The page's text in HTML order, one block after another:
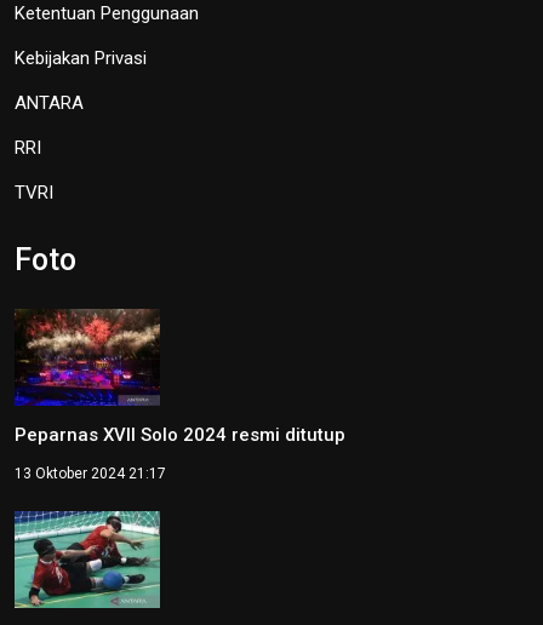
Ketentuan Penggunaan
Kebijakan Privasi
ANTARA
RRI
TVRI
Foto
Peparnas XVII Solo 2024 resmi ditutup
13 Oktober 2024 21:17